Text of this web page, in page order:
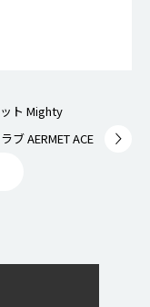
ト Mighty
ブ AERMET ACE